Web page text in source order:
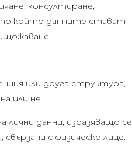
консултиране,
по който данните стават
или друга структура,
или не.
лични данни, изразяващо се
с физическо лице.